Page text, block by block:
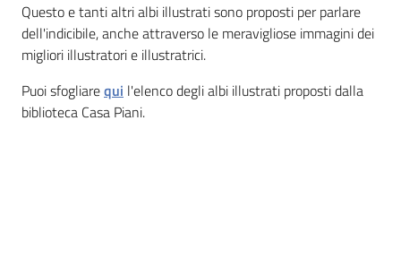
Casa
Piani
Questo e tanti altri albi illustrati sono proposti per parlare
dell'indicibile, anche attraverso le meravigliose immagini dei
migliori illustratori e illustratrici.
Puoi sfogliarequi l'elenco degli albi illustrati proposti dalla
biblioteca Casa Piani.